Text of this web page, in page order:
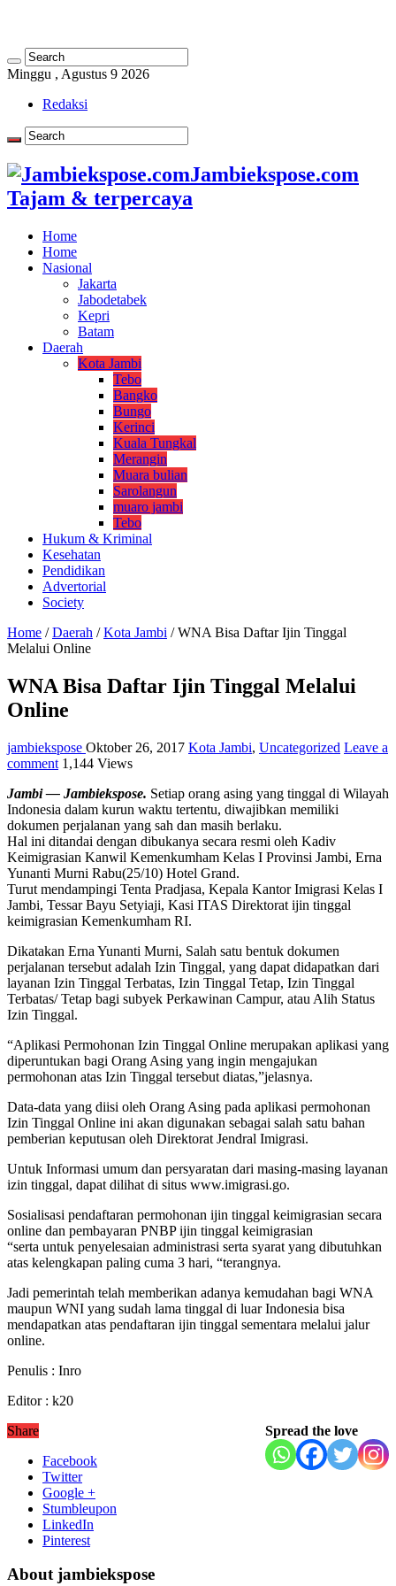
Minggu , Agustus 9 2026
Redaksi
Jambiekspose.com
Tajam & terpercaya
Home
Home
Nasional
Jakarta
Jabodetabek
Kepri
Batam
Daerah
Kota Jambi
Tebo
Bangko
Bungo
Kerinci
Kuala Tungkal
Merangin
Muara bulian
Sarolangun
muaro jambi
Tebo
Hukum & Kriminal
Kesehatan
Pendidikan
Advertorial
Society
Home / Daerah / Kota Jambi / WNA Bisa Daftar Ijin Tinggal
Melalui Online
WNA Bisa Daftar Ijin Tinggal Melalui
Online
jambiekspose Oktober 26, 2017 Kota Jambi, Uncategorized Leave a
comment 1,144 Views
Jambi — Jambiekspose. Setiap orang asing yang tinggal di Wilayah
Indonesia dalam kurun waktu tertentu, diwajibkan memiliki
dokumen perjalanan yang sah dan masih berlaku.
Hal ini ditandai dengan dibukanya secara resmi oleh Kadiv
Keimigrasian Kanwil Kemenkumham Kelas I Provinsi Jambi, Erna
Yunanti Murni Rabu(25/10) Hotel Grand.
Turut mendampingi Tenta Pradjasa, Kepala Kantor Imigrasi Kelas I
Jambi, Tessar Bayu Setyiaji, Kasi ITAS Direktorat ijin tinggal
keimigrasian Kemenkumham RI.
Dikatakan Erna Yunanti Murni, Salah satu bentuk dokumen
perjalanan tersebut adalah Izin Tinggal, yang dapat didapatkan dari
layanan Izin Tinggal Terbatas, Izin Tinggal Tetap, Izin Tinggal
Terbatas/ Tetap bagi subyek Perkawinan Campur, atau Alih Status
Izin Tinggal.
“Aplikasi Permohonan Izin Tinggal Online merupakan aplikasi yang
diperuntukan bagi Orang Asing yang ingin mengajukan
permohonan atas Izin Tinggal tersebut diatas,”jelasnya.
Data-data yang diisi oleh Orang Asing pada aplikasi permohonan
Izin Tinggal Online ini akan digunakan sebagai salah satu bahan
pemberian keputusan oleh Direktorat Jendral Imigrasi.
Untuk Informasi umum dan persyaratan dari masing-masing layanan
izin tinggal, dapat dilihat di situs www.imigrasi.go.
Sosialisasi pendaftaran permohonan ijin tinggal keimigrasian secara
online dan pembayaran PNBP ijin tinggal keimigrasian
“serta untuk penyelesaian administrasi serta syarat yang dibutuhkan
atas kelengkapan paling cuma 3 hari, “terangnya.
Jadi pemerintah telah memberikan adanya kemudahan bagi WNA
maupun WNI yang sudah lama tinggal di luar Indonesia bisa
mendapatkan atas pendaftaran ijin tinggal sementara melalui jalur
online.
Penulis : Inro
Editor : k20
Spread the love
Share
Facebook
Twitter
Google +
Stumbleupon
LinkedIn
Pinterest
About jambiekspose